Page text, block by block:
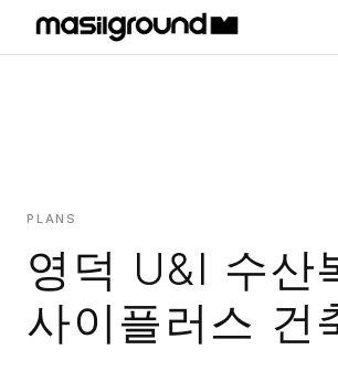
HOME
PLANS
INDEX
PLANS
영덕 U&I 수산
사이플러스 건